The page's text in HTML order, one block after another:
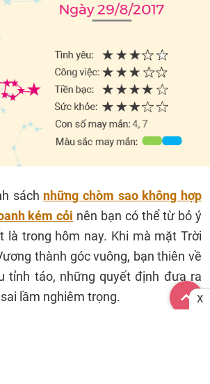
sách những chòm sao không hợp
kém cỏi nên bạn có thể từ bỏ ý
là trong hôm nay. Khi mà mặt Trời
thành góc vuông, bạn thiên về
tỉnh táo, những quyết định đưa ra
lầm nghiêm trọng.
X